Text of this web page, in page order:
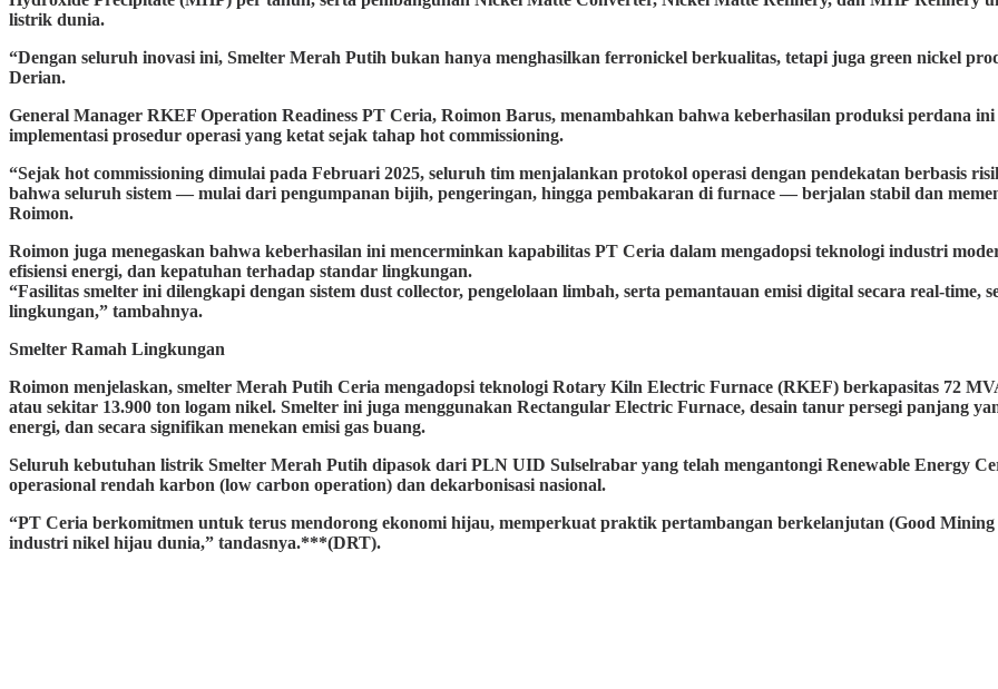
listrik dunia.
“Dengan seluruh inovasi ini, Smelter Merah Putih bukan hanya menghasilkan ferronickel berkualitas, tetapi juga green nickel
Derian.
General Manager RKEF Operation Readiness PT Ceria, Roimon Barus, menambahkan bahwa keberhasilan produksi perdana
implementasi prosedur operasi yang ketat sejak tahap hot commissioning.
“Sejak hot commissioning dimulai pada Februari 2025, seluruh tim menjalankan protokol operasi dengan pendekatan berbasis
bahwa seluruh sistem — mulai dari pengumpanan bijih, pengeringan, hingga pembakaran di furnace — berjalan stabil dan
Roimon.
Roimon juga menegaskan bahwa keberhasilan ini mencerminkan kapabilitas PT Ceria dalam mengadopsi teknologi industri
efisiensi energi, dan kepatuhan terhadap standar lingkungan.
“Fasilitas smelter ini dilengkapi dengan sistem dust collector, pengelolaan limbah, serta pemantauan emisi digital secara real-time,
lingkungan,” tambahnya.
Smelter Ramah Lingkungan
Roimon menjelaskan, smelter Merah Putih Ceria mengadopsi teknologi Rotary Kiln Electric Furnace (RKEF) berkapasitas 72
atau sekitar 13.900 ton logam nikel. Smelter ini juga menggunakan Rectangular Electric Furnace, desain tanur persegi panjang
energi, dan secara signifikan menekan emisi gas buang.
Seluruh kebutuhan listrik Smelter Merah Putih dipasok dari PLN UID Sulselrabar yang telah mengantongi Renewable Energy
operasional rendah karbon (low carbon operation) dan dekarbonisasi nasional.
“PT Ceria berkomitmen untuk terus mendorong ekonomi hijau, memperkuat praktik pertambangan berkelanjutan (Good Mining
industri nikel hijau dunia,” tandasnya.***(DRT).